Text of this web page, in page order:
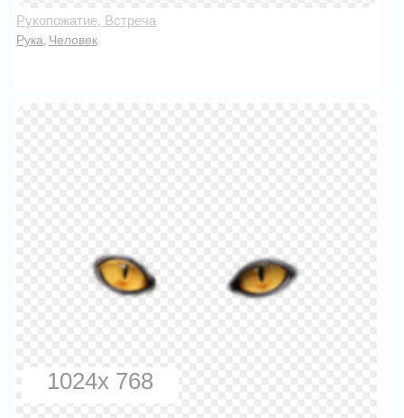
Рукопожатие, Встреча
Рука Человек
1024x 768